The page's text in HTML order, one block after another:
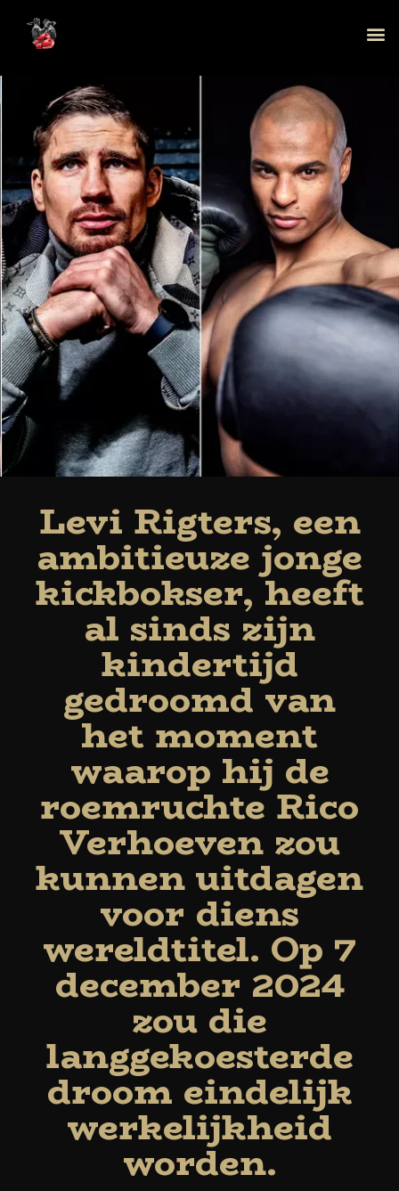
Levi Rigters, een
ambitieuze jonge
kickbokser, heeft
al sinds zijn
kindertijd
gedroomd van
het moment
waarop hij de
roemruchte Rico
Verhoeven zou
kunnen uitdagen
voor diens
wereldtitel. Op 7
december 2024
zou die
langgekoesterde
droom eindelijk
werkelijkheid
worden.